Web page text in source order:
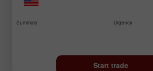
Summary Urgency
Start trade